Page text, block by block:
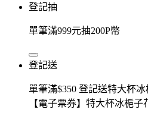
登記抽
單筆滿999元抽200P幣
登記送
單筆滿$350 登記送特大杯
【電子票券】特大杯冰梔子